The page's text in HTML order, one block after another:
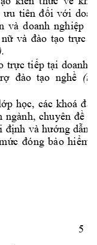
ưu tiên đối với
và doanh nghiệp
nữ và đào tạo trực
trực tiếp tại doanh
đào  tạo nghề
học, các khoá
ngành, chuyên đề
định và hướng dẫn
đóng bảo hiểm
5